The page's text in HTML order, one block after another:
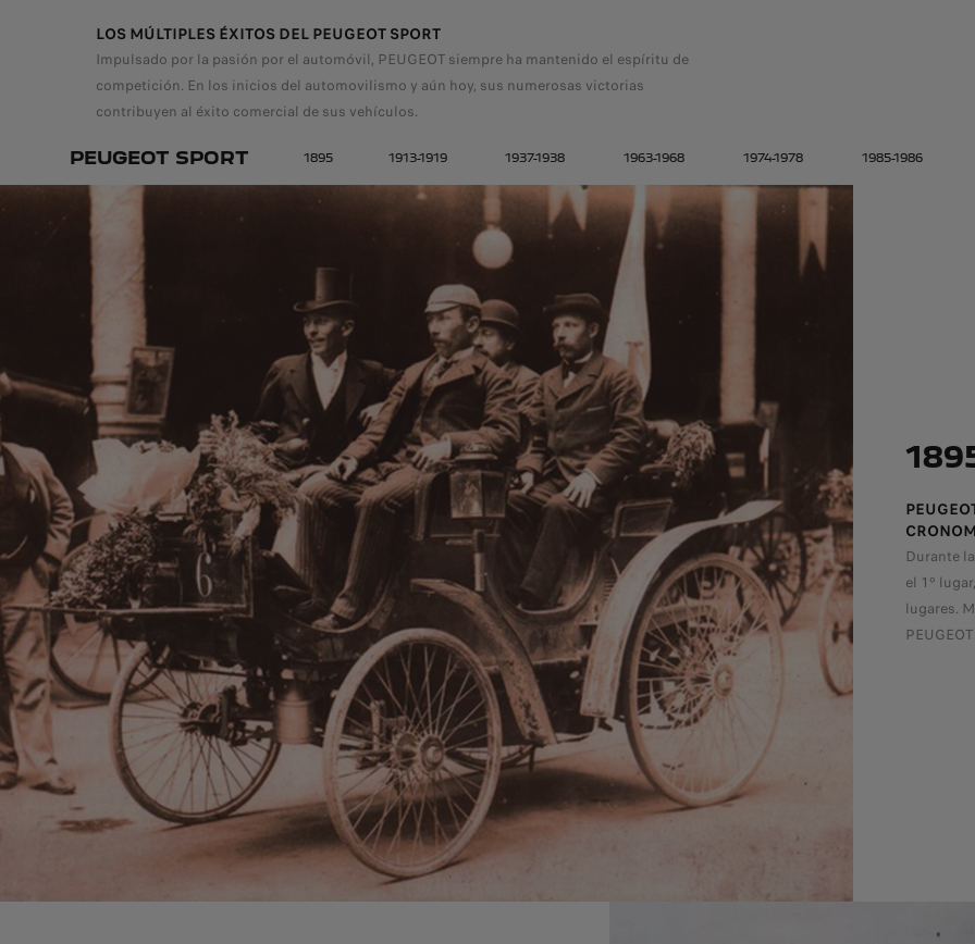
LOS MÚLTIPLES ÉXITOS DEL PEUGEOT SPORT
Impulsado por la pasión por el automóvil, PEUGEOT siempre ha mantenido el espíritu de
competición. En los inicios del automovilismo y aún hoy, sus numerosas victorias
contribuyen al éxito comercial de sus vehículos.
PEUGEOT SPORT 1895 1913-1919 1937-1938 1963-1968 1974-1978 1985-1986
Durante
el 1º
lugares.